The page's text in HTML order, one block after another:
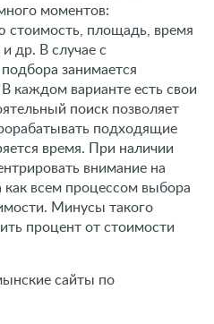
моментов:
стоимость, площадь, время
др. В случае с
занимается
каждом варианте есть свои
поиск позволяет
подходящие
время. При наличии
внимание на
как всем процессом выбора
Минусы такого
процент от стоимости
сайты по